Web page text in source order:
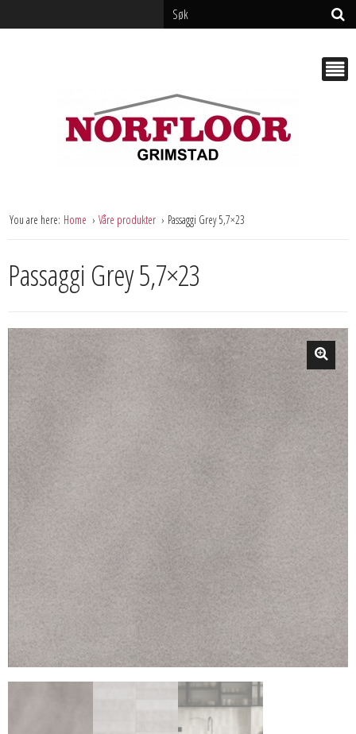
You are here: Home Våre produkter Passaggi Grey 5,7×23
Passaggi Grey 5,7×23